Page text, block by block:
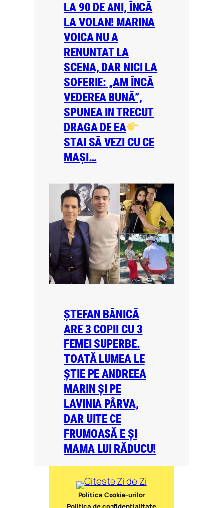
LA 90 DE ANI, ÎNCĂ
LA VOLAN! MARINA
VOICA NU A
RENUNTAT LA
SCENA, DAR NICI LA
SOFERIE: „AM ÎNCĂ
VEDEREA BUNĂ”,
SPUNEA IN TRECUT
DRAGA DE EA
STAI SĂ VEZI CU CE
MAȘI…
ȘTEFAN BĂNICĂ
ARE 3 COPII CU 3
FEMEI SUPERBE.
TOATĂ LUMEA LE
ȘTIE PE ANDREEA
MARIN ȘI PE
LAVINIA PÂRVA,
DAR UITE CE
FRUMOASĂ E ȘI
MAMA LUI RĂDUCU!
Politica Cookie-urilor
Politica de confidențialitate